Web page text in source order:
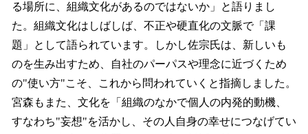
る場所に、組織文化があるのではないか」と語りまし
た。組織文化はしばしば、不正や硬直化の文脈で「課
題」として語られています。しかし佐宗氏は、新しいも
のを生み出すため、自社のパーパスや理念に近づくため
の"使い方"こそ、これから問われていくと指摘しました。
宮森もまた、文化を「組織のなかで個人の内発的動機、
すなわち"妄想"を活かし、その人自身の幸せにつなげてい